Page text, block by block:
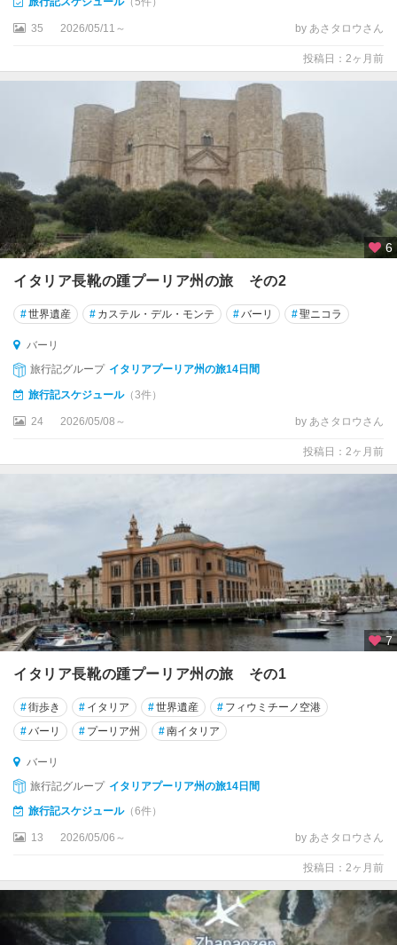
サ
★
ネ
チ
★
ロ
ー
★
ポ
ン
ペ
イ
ミ
ラ
ノ
★
ロ
ー
マ
ス
35 2026/05/11～ by あさタロウさん
投稿日：2ヶ月前
6
イタリア長靴の踵プーリア州の旅 その2
#世界遺産 # カステル・デル・モンテ #バーリ #聖ニコラ
バーリ
旅行記グループ イタリアプーリア州の旅14日間
旅行記スケジュール（3件）
24 2026/05/08～ by あさタロウさん
投稿日：2ヶ月前
7
イタリア長靴の踵プーリア州の旅 その1
#街歩き # イタリア #世界遺産 # フィウミチーノ空港
#バーリ # プーリア州 #南イタリア
バーリ
旅行記グループ イタリアプーリア州の旅14日間
旅行記スケジュール（6件）
13 2026/05/06～ by あさタロウさん
投稿日：2ヶ月前